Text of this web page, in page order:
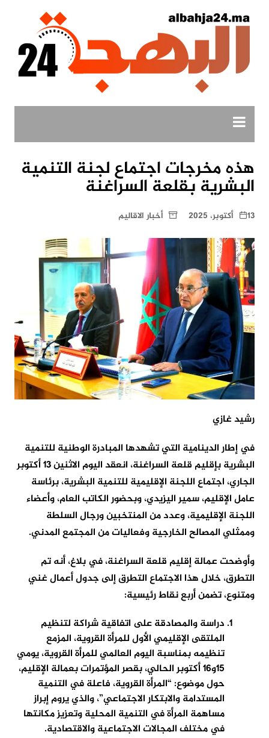
هذه مخرجات اجتماع لجنة التنمية
البشرية بقلعة السراغنة
13 أكتوبر، 2025 أخبار الاقاليم
رشيد غازي
في إطار الدينامية التي تشهدها المبادرة الوطنية للتنمية
البشرية بإقليم قلعة السراغنة، انعقد اليوم الاثنين 13 أكتوبر
الجاري، اجتماع اللجنة الإقليمية للتنمية البشرية، برئاسة
عامل الإقليم، سمير اليزيدي، وبحضور الكاتب العام، وأعضاء
اللجنة الإقليمية، وعدد من المنتخبين ورجال السلطة
وممثلي المصالح الخارجية وفعاليات من المجتمع المدني.
وأوضحت عمالة إقليم قلعة السراغنة، في بلاغ، أنه تم
التطرق، خلال هذا الاجتماع التطرق إلى جدول أعمال غني
ومتنوع، تضمن أربع نقاط رئيسية:
دراسة والمصادقة على اتفاقية شراكة لتنظيم
الملتقى الإقليمي الأول للمرأة القروية، المزمع
تنظيمه بمناسبة اليوم العالمي للمرأة القروية، يومي
15و16 أكتوبر الحالي، بقصر المؤتمرات بعمالة الإقليم،
حول موضوع: “المرأة القروية، فاعلة في التنمية
المستدامة والابتكار الاجتماعي”، والذي يروم إبراز
مساهمة المرأة في التنمية المحلية وتعزيز مكانتها
في مختلف المجالات الاجتماعية والاقتصادية.